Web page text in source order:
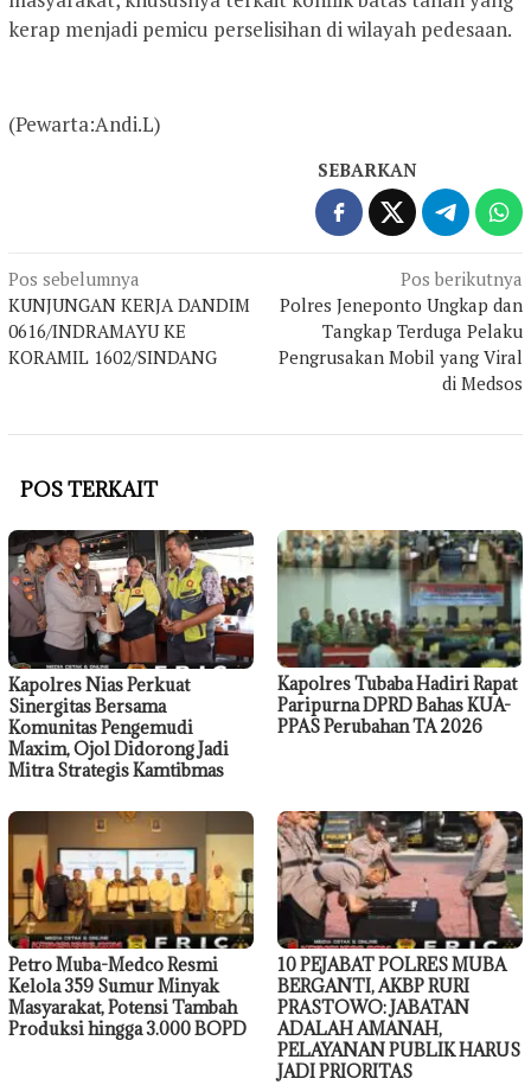
kerap menjadi pemicu perselisihan di wilayah pedesaan.
(Pewarta:Andi.L)
SEBARKAN
Navigasi
pos
Pos sebelumnya
KUNJUNGAN KERJA DANDIM
0616/INDRAMAYU KE
KORAMIL 1602/SINDANG
Pos berikutnya
Polres Jeneponto Ungkap dan
Tangkap Terduga Pelaku
Pengrusakan Mobil yang Viral
di Medsos
POS TERKAIT
Kapolres Nias Perkuat
Sinergitas Bersama
Komunitas Pengemudi
Maxim, Ojol Didorong Jadi
Mitra Strategis Kamtibmas
Kapolres Tubaba Hadiri Rapat
Paripurna DPRD Bahas KUA-
PPAS Perubahan TA 2026
Petro Muba-Medco Resmi
Kelola 359 Sumur Minyak
Masyarakat, Potensi Tambah
Produksi hingga 3.000 BOPD
10 PEJABAT POLRES MUBA
BERGANTI, AKBP RURI
PRASTOWO: JABATAN
ADALAH AMANAH,
PELAYANAN PUBLIK HARUS
JADI PRIORITAS